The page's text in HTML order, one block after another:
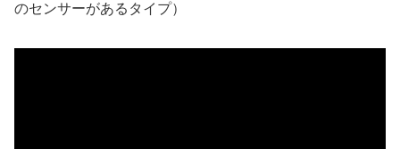
のセンサーがあるタイプ）